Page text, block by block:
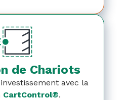
de Chariots
avec la
CartControl®.